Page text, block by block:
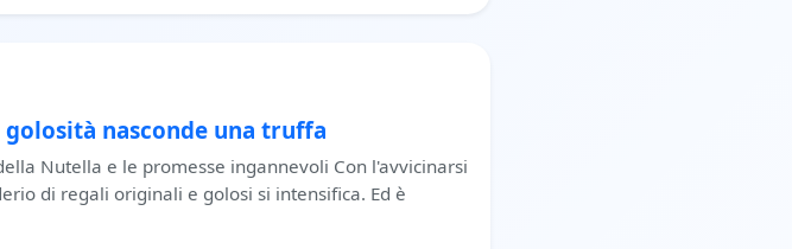
nasconde una truffa
Nutella e le promesse ingannevoli Con l'avvicinarsi
di regali originali e golosi si intensifica. Ed è